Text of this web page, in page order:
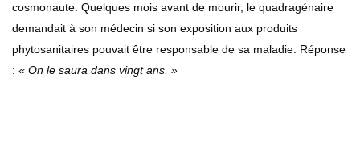
cosmonaute. Quelques mois avant de mourir, le quadragénaire
demandait à son médecin si son exposition aux produits
phytosanitaires pouvait être responsable de sa maladie. Réponse
: « On le saura dans vingt ans. »